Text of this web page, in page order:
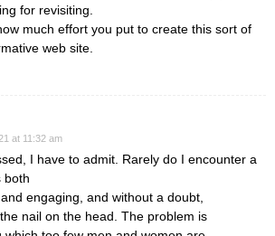
for revisiting.
much effort you put to create this sort of
web site.
at 11:32 am
I have to admit. Rarely do I encounter a
both
engaging, and without a doubt,
the nail on the head. The problem is